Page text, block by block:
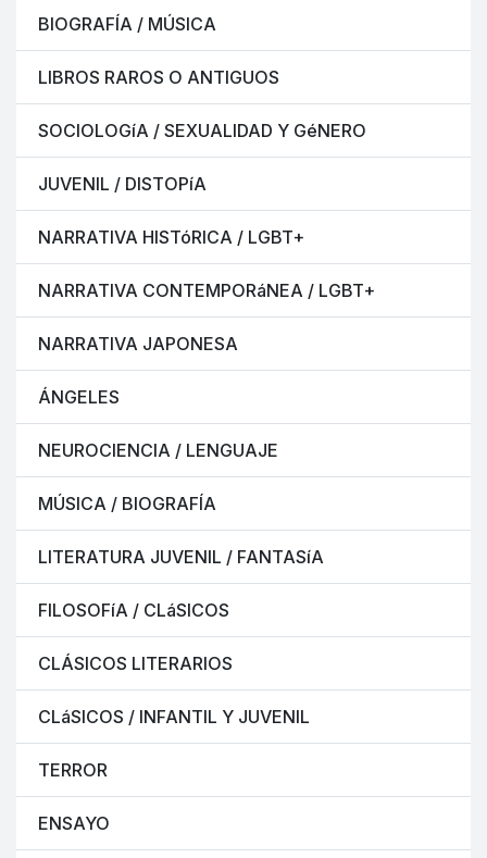
BIOGRAFÍA / MÚSICA
LIBROS RAROS O ANTIGUOS
SOCIOLOGíA / SEXUALIDAD Y GéNERO
JUVENIL / DISTOPíA
NARRATIVA HISTóRICA / LGBT+
NARRATIVA CONTEMPORáNEA / LGBT+
NARRATIVA JAPONESA
ÁNGELES
NEUROCIENCIA / LENGUAJE
MÚSICA / BIOGRAFÍA
LITERATURA JUVENIL / FANTASíA
FILOSOFíA / CLáSICOS
CLÁSICOS LITERARIOS
CLáSICOS / INFANTIL Y JUVENIL
TERROR
ENSAYO